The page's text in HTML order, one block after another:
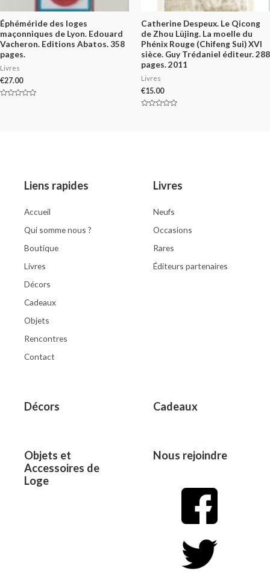
Éphéméride des loges
maçonniques de Lyon. Edouard
Vacheron. Editions Abatos. 358
pages.
Livres
€27.00
Catherine Despeux. Le Qicong
de Zhou Lüjing. La moelle du
Phénix Rouge (Chifeng Sui) XVI
sièce. Guy Trédaniel éditeur. 288
pages. 2011
Livres
€15.00
Liens rapides
Accueil
Qui somme nous ?
Boutique
Livres
Décors
Cadeaux
Objets
Rencontres
Contact
Livres
Neufs
Occasions
Rares
Éditeurs partenaires
Décors Cadeaux
Objets et
Accessoires de
Loge
Nous rejoindre